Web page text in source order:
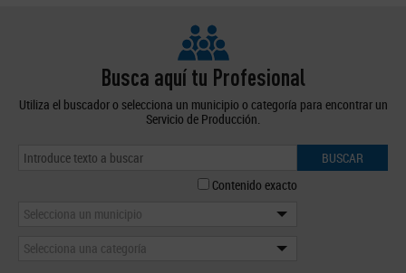
Busca aquí tu Profesional
Utiliza el buscador o selecciona un municipio o categoría para encontrar un
Servicio de Producción.
BUSCAR
Contenido exacto
Selecciona un municipio
Selecciona una categoría